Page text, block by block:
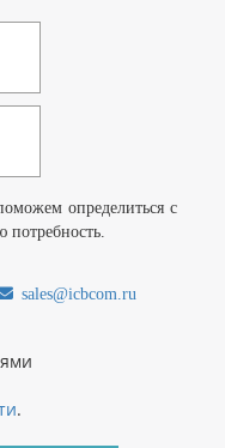
определиться с
потребность.
sales@icbcom.ru
.